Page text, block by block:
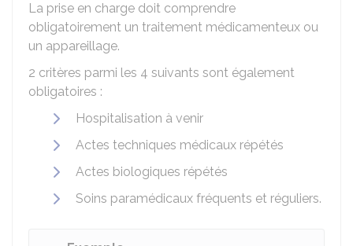
La prise en charge doit comprendre
obligatoirement un traitement médicamenteux ou
un appareillage.
2 critères parmi les 4 suivants sont également
obligatoires :
Hospitalisation à venir
Actes techniques médicaux répétés
Actes biologiques répétés
Soins paramédicaux fréquents et réguliers.